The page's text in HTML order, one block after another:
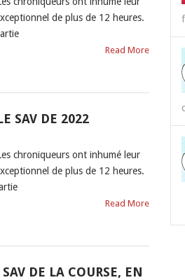
de plus de 12 heures.
Read More
SAV DE 2022
chroniqueurs ont inhumé leur
de plus de 12 heures.
Read More
DE LA COURSE, EN